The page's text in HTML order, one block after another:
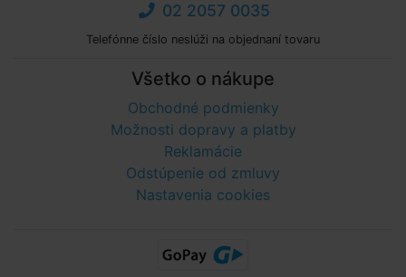
02 2057 0035
Telefónne číslo neslúži na objednaní tovaru
Všetko o nákupe
Obchodné podmienky
Možnosti dopravy a platby
Reklamácie
Odstúpenie od zmluvy
Nastavenia cookies